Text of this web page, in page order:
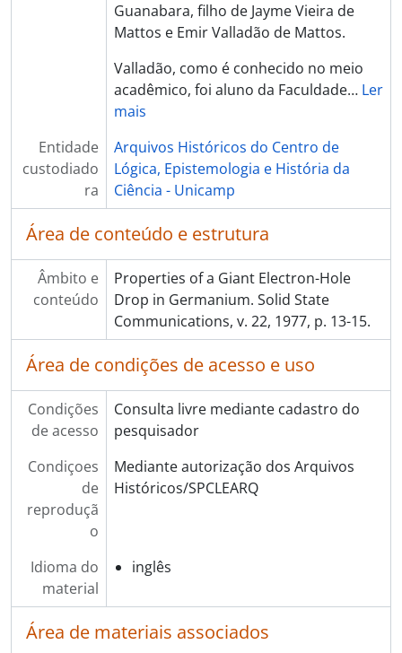
Guanabara, filho de Jayme Vieira de
Mattos e Emir Valladão de Mattos.
Valladão, como é conhecido no meio
acadêmico, foi aluno da Faculdade… Ler
mais
Entidade
custodiado
ra
Arquivos Históricos do Centro de
Lógica, Epistemologia e História da
Ciência - Unicamp
Área de conteúdo e estrutura
Âmbito e
conteúdo
Properties of a Giant Electron-Hole
Drop in Germanium. Solid State
Communications, v. 22, 1977, p. 13-15.
Área de condições de acesso e uso
Condições
de acesso
Consulta livre mediante cadastro do
pesquisador
Condiçoes
de
reproduçã
o
Mediante autorização dos Arquivos
Históricos/SPCLEARQ
Idioma do
material
inglês
Área de materiais associados